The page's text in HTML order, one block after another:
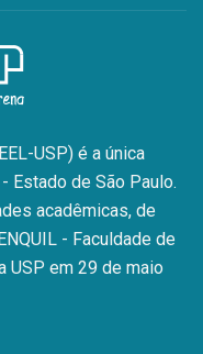
USP) é a única
Estado de São Paulo.
acadêmicas, de
- Faculdade de
USP em 29 de maio